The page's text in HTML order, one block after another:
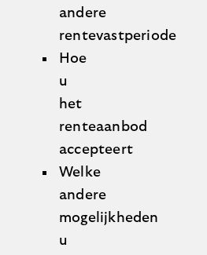
andere
rentevastperiode
Hoe
u
het
renteaanbod
accepteert
Welke
andere
mogelijkheden
u